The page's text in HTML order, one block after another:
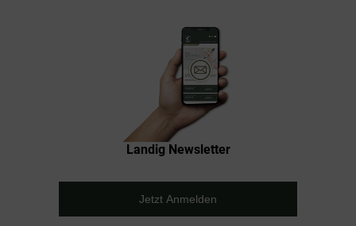
Landig Newsletter
Jetzt Anmelden